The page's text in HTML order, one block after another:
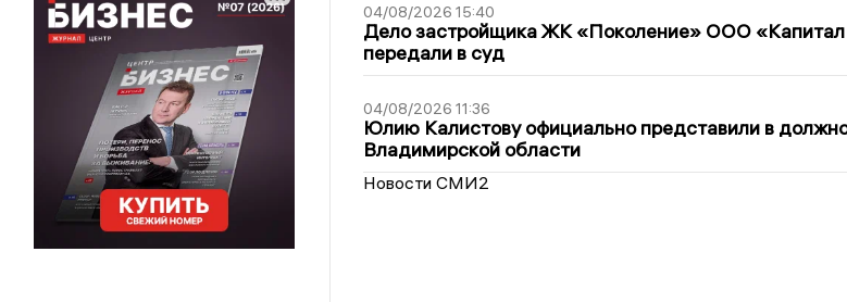
04/08/2026 15:40
Дело застройщика ЖК «Поколение» ООО
передали в суд
04/08/2026 11:36
Юлию Калистову официально представили в
Владимирской области
Новости СМИ2